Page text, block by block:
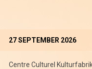
27 SEPTEMBER 2026
Centre Culturel